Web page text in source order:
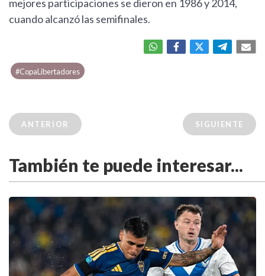
mejores participaciones se dieron en 1986 y 2014,
cuando alcanzó las semifinales.
#CopaLibertadores
ANTERIOR SIGUIENTE
También te puede interesar...